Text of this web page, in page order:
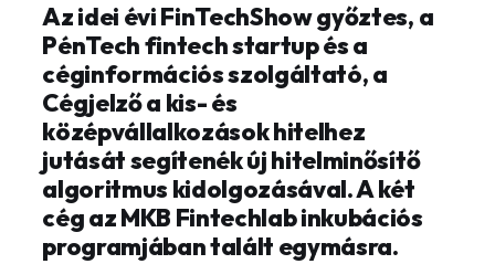
Az idei évi FinTechShow győztes, a
PénTech fintech startup és a
céginformációs szolgáltató, a
Cégjelző a kis- és
középvállalkozások hitelhez
jutását segítenék új hitelminősítő
algoritmus kidolgozásával. A két
cég az MKB Fintechlab inkubációs
programjában talált egymásra.